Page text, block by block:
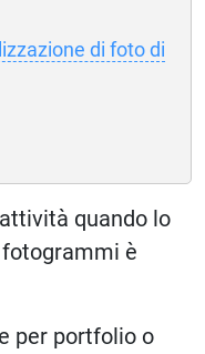
di foto di
quando lo
è
per portfolio o